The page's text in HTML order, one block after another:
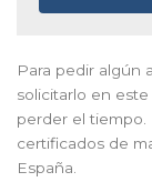
Para pedir algún
solicitarlo en
perder el tiempo.
certificados de
España.